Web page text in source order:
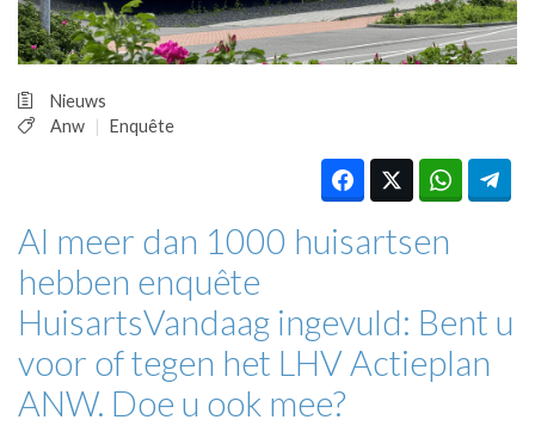
TARIEVEN
VPHUISARTSEN
INLOGGEN
Nieuws
Anw
Enquête
Al meer dan 1000 huisartsen
hebben enquête
HuisartsVandaag ingevuld: Bent u
voor of tegen het LHV Actieplan
ANW. Doe u ook mee?